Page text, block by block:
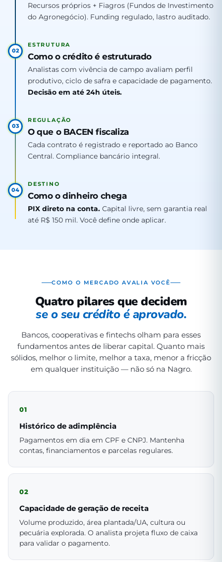
Recursos próprios + Fiagros (Fundos de Investimento
do Agronegócio). Funding regulado, lastro auditado.
02
ESTRUTURA
Como o crédito é estruturado
Analistas com vivência de campo avaliam perfil
produtivo, ciclo de safra e capacidade de pagamento.
Decisão em até 24h úteis.
03
REGULAÇÃO
O que o BACEN fiscaliza
Cada contrato é registrado e reportado ao Banco
Central. Compliance bancário integral.
04
DESTINO
Como o dinheiro chega
PIX direto na conta. Capital livre, sem garantia real
até R$ 150 mil. Você define onde aplicar.
COMO O MERCADO AVALIA VOCÊ
Quatro pilares que decidem
se o seu crédito é aprovado.
Bancos, cooperativas e fintechs olham para esses
fundamentos antes de liberar capital. Quanto mais
sólidos, melhor o limite, melhor a taxa, menor a fricção
em qualquer instituição — não só na Nagro.
01
Histórico de adimplência
Pagamentos em dia em CPF e CNPJ. Mantenha
contas, financiamentos e parcelas regulares.
02
Capacidade de geração de receita
Volume produzido, área plantada/UA, cultura ou
pecuária explorada. O analista projeta fluxo de caixa
para validar o pagamento.